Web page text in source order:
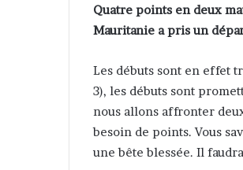
Quatre points en deux
Mauritanie a pris un
Les débuts sont en effet
3), les débuts sont
nous allons affronter
besoin de points. Vous
une bête blessée. Il